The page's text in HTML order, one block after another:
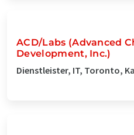
ACD/Labs (Advanced
Development, Inc.)
Dienstleister, IT, Toronto,